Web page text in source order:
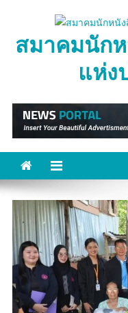
contentสมาคมนัก
แห่ง